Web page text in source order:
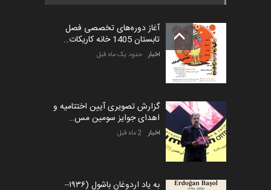
آغاز دوره‌های تخصصی فصل
تابستان 1405 خانه کاریکات…
اخبار حدود یک ماه قبل
گزارش تصویری آیین اختتامیه و
اهدای جوایز سومین مس…
اخبار 2 ماه قبل
به یاد اردوغان باشول (۱۹۳۶–